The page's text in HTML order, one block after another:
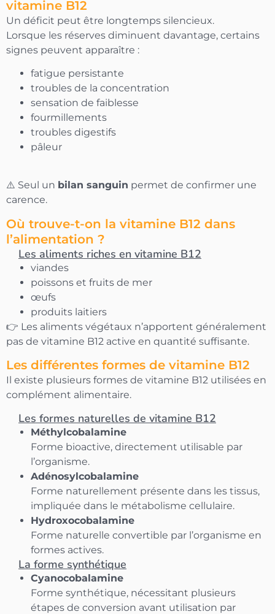
vitamine B12
Un déficit peut être longtemps silencieux.
Lorsque les réserves diminuent davantage, certains
signes peuvent apparaître :
fatigue persistante
troubles de la concentration
sensation de faiblesse
fourmillements
troubles digestifs
pâleur
⚠️ Seul un bilan sanguin permet de confirmer une
carence.
Où trouve-t-on la vitamine B12 dans
l’alimentation ?
Les aliments riches en vitamine B12
viandes
poissons et fruits de mer
œufs
produits laitiers
👉 Les aliments végétaux n’apportent généralement
pas de vitamine B12 active en quantité suffisante.
Les différentes formes de vitamine B12
Il existe plusieurs formes de vitamine B12 utilisées en
complément alimentaire.
Les formes naturelles de vitamine B12
Méthylcobalamine
Forme bioactive, directement utilisable par
l’organisme.
Adénosylcobalamine
Forme naturellement présente dans les tissus,
impliquée dans le métabolisme cellulaire.
Hydroxocobalamine
Forme naturelle convertible par l’organisme en
formes actives.
La forme synthétique
Cyanocobalamine
Forme synthétique, nécessitant plusieurs
étapes de conversion avant utilisation par